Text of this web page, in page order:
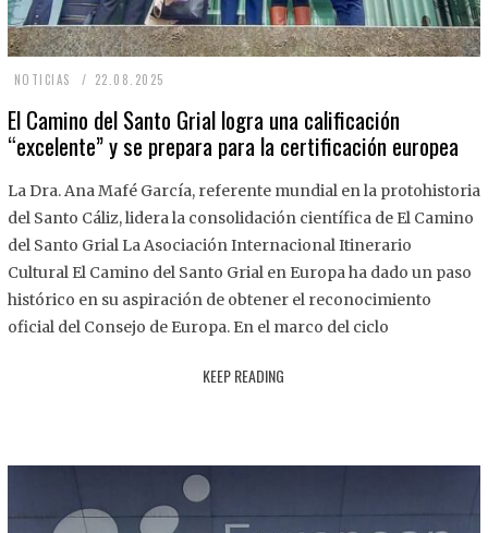
NOTICIAS 22.08.2025
.
8
2
2
El Camino del Santo Grial logra una calificación
“excelente” y se prepara para la certificación europea
La Dra. Ana Mafé García, referente mundial en la protohistoria
del Santo Cáliz, lidera la consolidación científica de El Camino
del Santo Grial La Asociación Internacional Itinerario
Cultural El Camino del Santo Grial en Europa ha dado un paso
histórico en su aspiración de obtener el reconocimiento
oficial del Consejo de Europa. En el marco del ciclo
KEEP READING